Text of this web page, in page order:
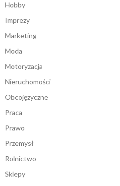
Hobby
Imprezy
Marketing
Moda
Motoryzacja
Nieruchomości
Obcojęzyczne
Praca
Prawo
Przemysł
Rolnictwo
Sklepy